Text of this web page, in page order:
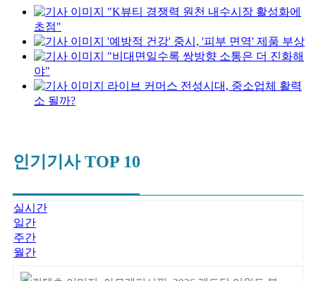
"K뷰티 경쟁력 원천 내수시장 활성화에
초점"
'예방적 건강' 중시, '피부 면역' 제품 부상
"비대면일수록 쌍방향 소통은 더 진화해
야"
라이브 커머스 전성시대, 중소업체 활력
소 될까?
인기기사 TOP 10
실시간
일간
주간
월간